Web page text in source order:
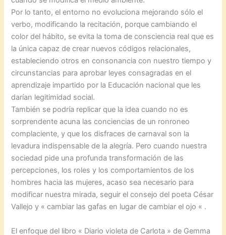
Por lo tanto, el entorno no evoluciona mejorando sólo el
verbo, modificando la recitación, porque cambiando el
color del hábito, se evita la toma de consciencia real que es
la única capaz de crear nuevos códigos relacionales,
estableciendo otros en consonancia con nuestro tiempo y
circunstancias para aprobar leyes consagradas en el
aprendizaje impartido por la Educación nacional que les
darían legitimidad social.
También se podría replicar que la idea cuando no es
sorprendente acuna las conciencias de un ronroneo
complaciente, y que los disfraces de carnaval son la
levadura indispensable de la alegría. Pero cuando nuestra
sociedad pide una profunda transformación de las
percepciones, los roles y los comportamientos de los
hombres hacia las mujeres, acaso sea necesario para
modificar nuestra mirada, seguir el consejo del poeta César
Vallejo y « cambiar las gafas en lugar de cambiar el ojo « .
El enfoque del libro « Diario violeta de Carlota » de Gemma